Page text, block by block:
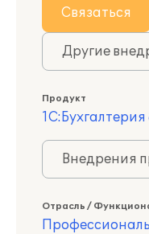
Связаться
Другие
Продукт
1С:Бухгалтерия
Внедрения
Отрасль /